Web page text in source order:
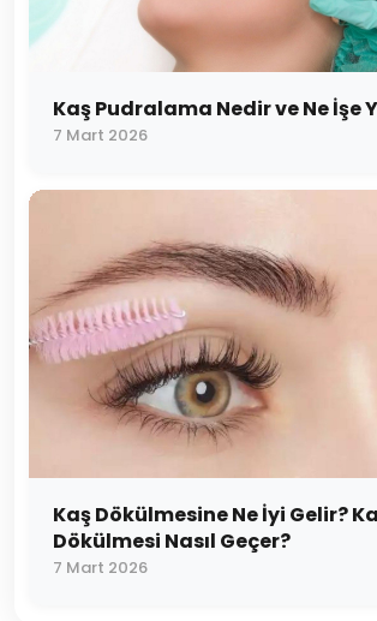
Kaş Pudralama Nedir ve Ne İşe
7 Mart 2026
Kaş Dökülmesine Ne İyi Gelir?
Dökülmesi Nasıl Geçer?
7 Mart 2026